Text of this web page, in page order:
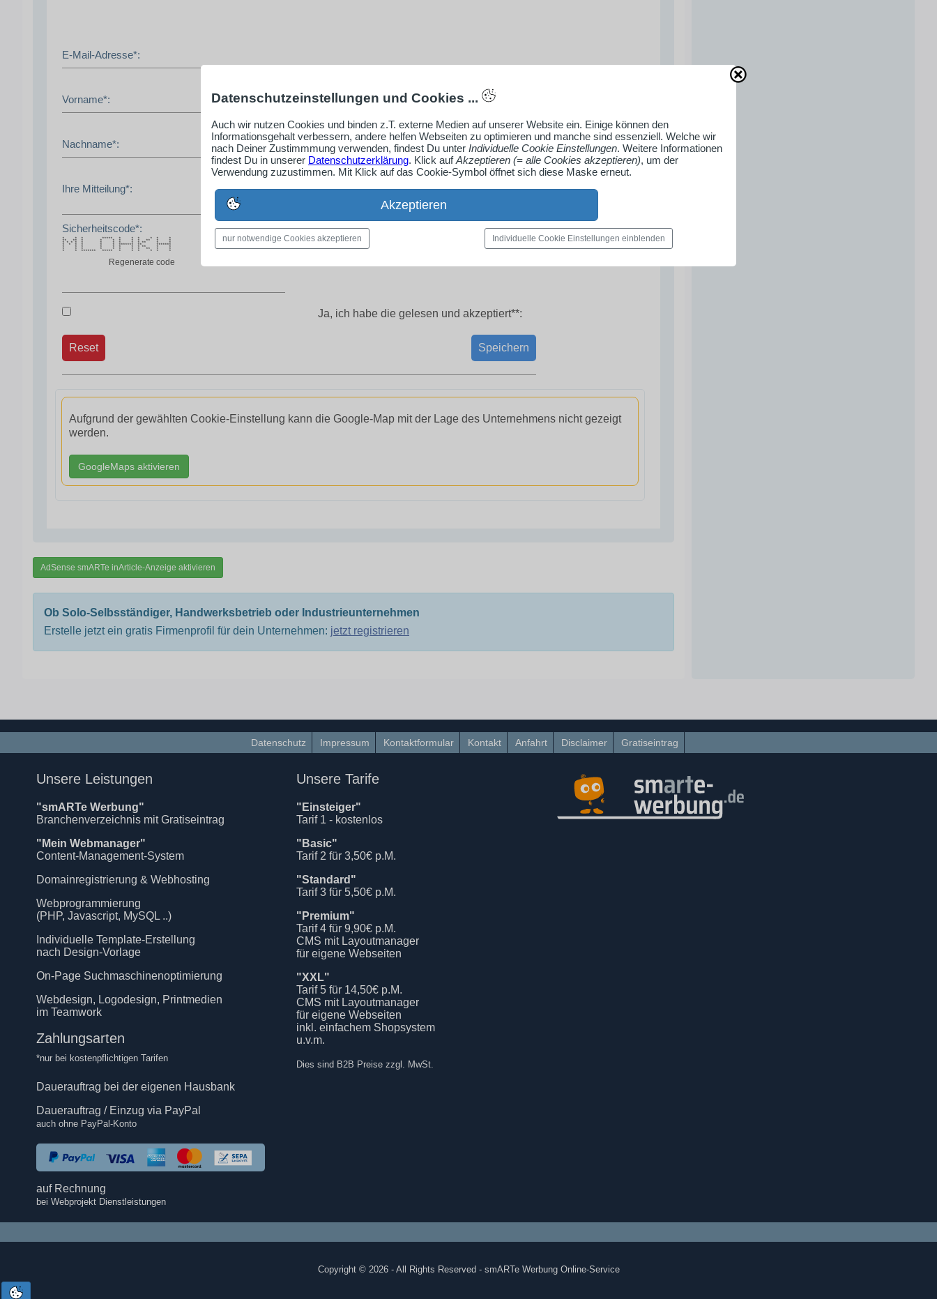
E-Mail-Adresse*:
Vorname*:
Nachname*:
Ihre Mitteilung*:
Sicherheitscode*:
* * * ***** * * * * * *
** ** * * * * * * ** * *
* * * * * * * * * * ** * *
* * * * * * ******* ** *******
* * * * * * * * ** * *
* * * * * * * * ** * *
* * ******* ***** * * * * * *
Regenerate code
Ja, ich habe die gelesen und akzeptiert**:
Speichern
Reset
Aufgrund der gewählten Cookie-Einstellung kann die Google-Map mit der Lage des Unternehmens nicht gezeigt
werden.
GoogleMaps aktivieren
AdSense smARTe inArticle-Anzeige aktivieren
Ob Solo-Selbsständiger, Handwerksbetrieb oder Industrieunternehmen
Erstelle jetzt ein gratis Firmenprofil für dein Unternehmen: jetzt registrieren
Datenschutz Impressum Kontaktformular Kontakt Anfahrt Disclaimer Gratiseintrag
Unsere Leistungen
"smARTe Werbung"
Branchenverzeichnis mit Gratiseintrag
"Mein Webmanager"
Content-Management-System
Domainregistrierung & Webhosting
Webprogrammierung
(PHP, Javascript, MySQL ..)
Individuelle Template-Erstellung
nach Design-Vorlage
On-Page Suchmaschinenoptimierung
Webdesign, Logodesign, Printmedien
im Teamwork
Zahlungsarten
*nur bei kostenpflichtigen Tarifen
Dauerauftrag bei der eigenen Hausbank
Dauerauftrag / Einzug via PayPal
auch ohne PayPal-Konto
auf Rechnung
bei Webprojekt Dienstleistungen
Unsere Tarife
"Einsteiger"
Tarif 1 - kostenlos
"Basic"
Tarif 2 für 3,50€ p.M.
"Standard"
Tarif 3 für 5,50€ p.M.
"Premium"
Tarif 4 für 9,90€ p.M.
CMS mit Layoutmanager
für eigene Webseiten
"XXL"
Tarif 5 für 14,50€ p.M.
CMS mit Layoutmanager
für eigene Webseiten
inkl. einfachem Shopsystem
u.v.m.
Dies sind B2B Preise zzgl. MwSt.
Copyright © 2026 - All Rights Reserved - smARTe Werbung Online-Service
Datenschutzeinstellungen und Cookies ...
Auch wir nutzen Cookies und binden z.T. externe Medien auf unserer Website ein. Einige können den
Informationsgehalt verbessern, andere helfen Webseiten zu optimieren und manche sind essenziell. Welche wir
nach Deiner Zustimmmung verwenden, findest Du unter Individuelle Cookie Einstellungen. Weitere Informationen
findest Du in unserer Datenschutzerklärung. Klick aufAkzeptieren (= alle Cookies akzeptieren), um der
Verwendung zuzustimmen. Mit Klick auf das Cookie-Symbol öffnet sich diese Maske erneut.
Akzeptieren
nur notwendige Cookies akzeptieren Individuelle Cookie Einstellungen einblenden